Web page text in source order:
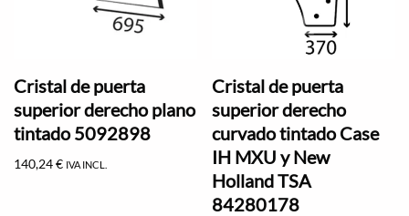
Cristal de puerta
superior derecho plano
tintado 5092898
140,24€ IVA INCL.
Cristal de puerta
superior derecho
curvado tintado Case
IH MXU y New
Holland TSA
84280178